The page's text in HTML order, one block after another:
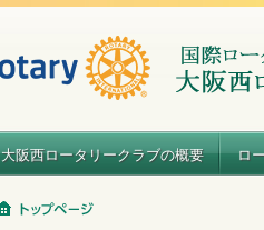
大阪西ロータリークラブの概要 ロ